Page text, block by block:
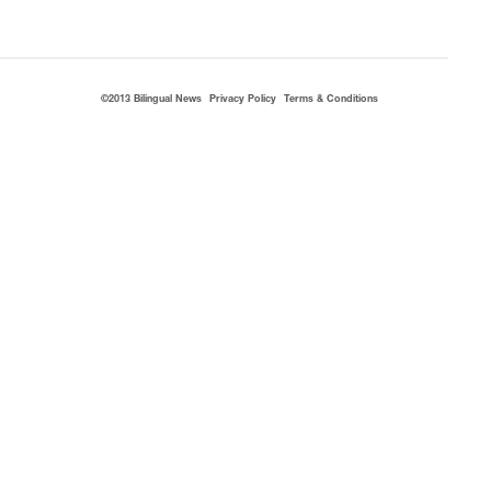
©2013 Bilingual News Privacy Policy Terms & Conditions